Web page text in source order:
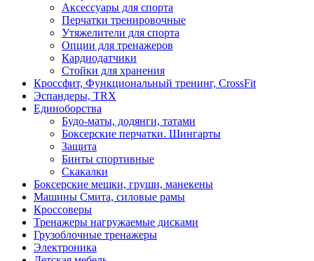
Аксессуары для спорта
Перчатки тренировочные
Утяжелители для спорта
Опции для тренажеров
Кардиодатчики
Стойки для хранения
Кроссфит, Функциональный тренинг, CrossFit
Эспандеры, TRX
Единоборства
Будо-маты, додянги, татами
Боксерские перчатки. Шингарты
Защита
Бинты спортивные
Скакалки
Боксерские мешки, груши, манекены
Машины Смита, силовые рамы
Кроссоверы
Тренажеры нагружаемые дисками
Грузоблочные тренажеры
Электроника